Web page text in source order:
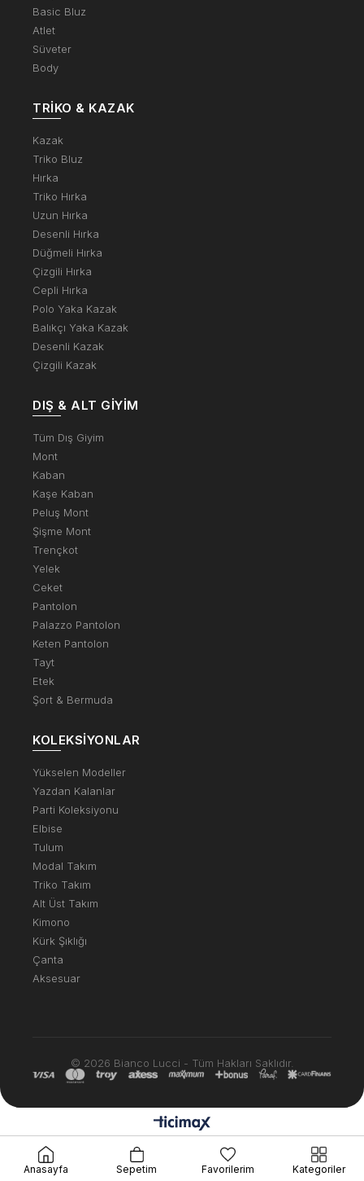
Basic Bluz
Atlet
Süveter
Body
TRIKO & KAZAK
Kazak
Triko Bluz
Hırka
Triko Hırka
Uzun Hırka
Desenli Hırka
Düğmeli Hırka
Çizgili Hırka
Cepli Hırka
Polo Yaka Kazak
Balıkçı Yaka Kazak
Desenli Kazak
Çizgili Kazak
DIŞ & ALT GIYIM
Tüm Dış Giyim
Mont
Kaban
Kaşe Kaban
Peluş Mont
Şişme Mont
Trençkot
Yelek
Ceket
Pantolon
Palazzo Pantolon
Keten Pantolon
Tayt
Etek
Şort & Bermuda
KOLEKSIYONLAR
Yükselen Modeller
Yazdan Kalanlar
Parti Koleksiyonu
Elbise
Tulum
Modal Takım
Triko Takım
Alt Üst Takım
Kimono
Kürk Şıklığı
Çanta
Aksesuar
© 2026 Bianco Lucci - Tüm Hakları Saklıdır.
Anasayfa Sepetim Favorilerim Kategoriler